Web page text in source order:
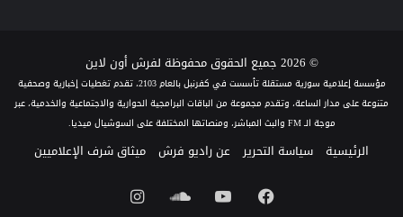
© 2026 جميع الحقوق محفوظة لفرش أون لاين
مؤسسة إعلامية سورية مستقلة تأسست في كفرنبل بالعام 2103، تقدم تغطيات إخبارية وصحفية
متنوعة على مدار الساعة، وتقدم مجموعة من الباقات البرامجية الحوارية والاجتماعية والخدمية، عبر
موجة الـ FM والبث المباشر، ومنصاتها المختلفة على السوشيال ميديا.
الرئيسية سياسة التحرير عن راديو فرش ميثاق شرف الإعلاميين
فيسبوكيوتيوبساوندانستقرام